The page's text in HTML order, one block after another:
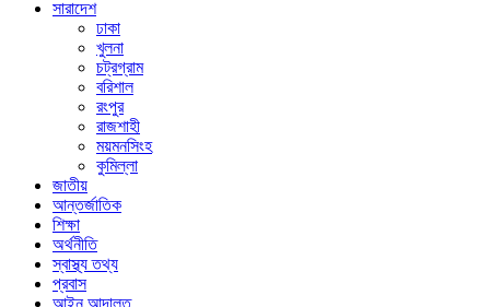
সারাদেশ
ঢাকা
খুলনা
চট্রগ্রাম
বরিশাল
রংপুর
রাজশাহী
ময়মনসিংহ
কুমিল্লা
জাতীয়
আন্তর্জাতিক
শিক্ষা
অর্থনীতি
স্বাস্থ্য তথ্য
প্রবাস
আইন আদালত